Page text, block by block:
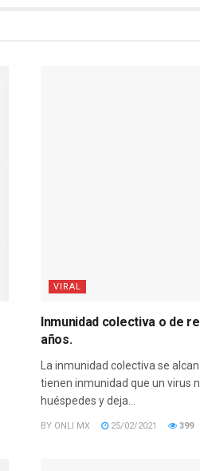
VIRAL
Inmunidad colectiva o de
años.
La inmunidad colectiva se
tienen inmunidad que un virus
huéspedes y deja...
BY ONLI MX 25/02/2021 399